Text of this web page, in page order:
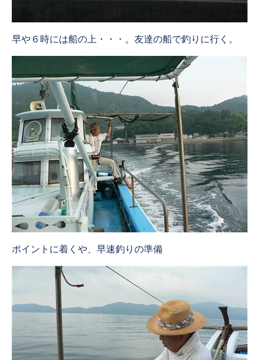
早や６時には船の上・・・。友達の船で釣りに行く。
ポイントに着くや、早速釣りの準備